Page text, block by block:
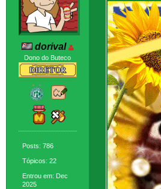
dorival
Dono do Buteco
Posts: 786
Tópicos: 22
Entrou em: Dec
2025